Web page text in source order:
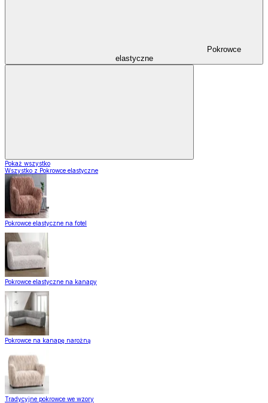
Pokrowce
elastyczne
Pokaż wszystko
Wszystko z Pokrowce elastyczne
Pokrowce elastyczne na fotel
Pokrowce elastyczne na kanapy
Pokrowce na kanapę narożną
Tradycyjne pokrowce we wzory